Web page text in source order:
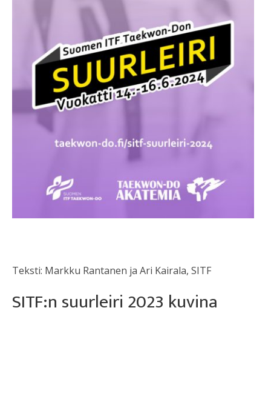
Teksti: Markku Rantanen ja Ari Kairala, SITF
SITF:n suurleiri 2023 kuvina